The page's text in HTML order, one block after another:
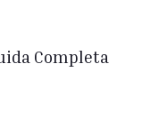
Completa